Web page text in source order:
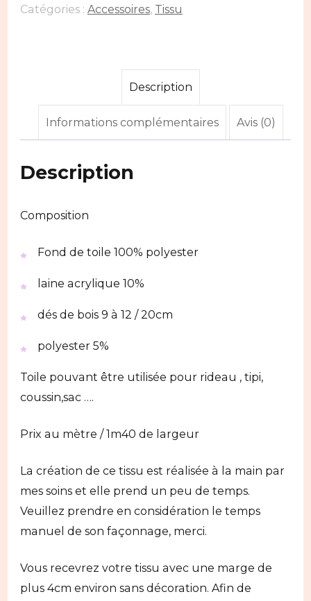
Catégories : Accessoires, Tissu
Description
Informations complémentaires Avis (0)
Description
Composition
Fond de toile 100% polyester
laine acrylique 10%
dés de bois 9 à 12 / 20cm
polyester 5%
Toile pouvant être utilisée pour rideau , tipi,
coussin,sac ….
Prix au mètre / 1m40 de largeur
La création de ce tissu est réalisée à la main par
mes soins et elle prend un peu de temps.
Veuillez prendre en considération le temps
manuel de son façonnage, merci.
Vous recevrez votre tissu avec une marge de
plus 4cm environ sans décoration. Afin de